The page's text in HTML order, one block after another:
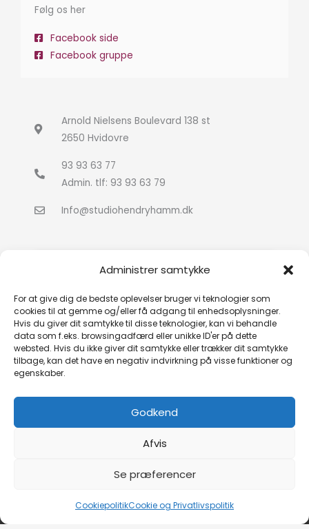
Administrer samtykke
For at give dig de bedste oplevelser bruger vi teknologier som
cookies til at gemme og/eller få adgang til enhedsoplysninger.
Hvis du giver dit samtykke til disse teknologier, kan vi behandle
data som f.eks. browsingadfærd eller unikke ID'er på dette
websted. Hvis du ikke giver dit samtykke eller trækker dit samtykke
tilbage, kan det have en negativ indvirkning på visse funktioner og
egenskaber.
Godkend
Afvis
Se præferencer
CookiepolitikCookie og Privatlivspolitik
Følg os her
Facebook side
Facebook gruppe
Arnold Nielsens Boulevard 138 st
2650 Hvidovre
93 93 63 77
Admin. tlf: 93 93 63 79
Info@studiohendryhamm.dk
Klik for at acceptere markedsføring
cookies og aktivere dette indhold
Copyright © 2026 Studio Hendry Hamm